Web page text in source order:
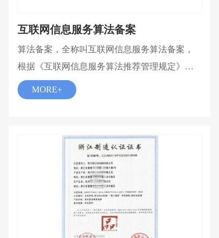
互联网信息服务算法备案
算法备案，全称叫互联网信息服务算法备案，
根据《互联网信息服务算法推荐管理规定》规
定，具有舆论属性或者社会动员能力的算法推
荐服务提供者应当在提供服务之日起十个工作
务提供者的名称服务形式、应用领域、算法类
型、算法自评估报告、拟公示内容等信息，履
行备案手续。 算法类型： 生成合成类、个性推
送类、排序精选类 、检索过滤类、 调度决策
MORE+